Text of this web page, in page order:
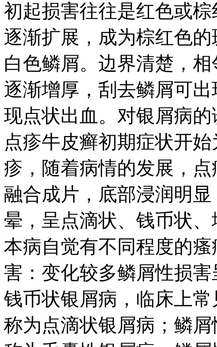
初起损害往往是红色或
逐渐扩展，成为棕红色
白色鳞屑。边界清楚，
逐渐增厚，刮去鳞屑可
现点状出血。对银屑病
点疹牛皮癣初期症状开
疹，随着病情的发展，
融合成片，底部浸润明
晕，呈点滴状、钱币状
本病自觉有不同程度的
害：变化较多鳞屑性损
钱币状银屑病，临床上
称为点滴状银屑病；鳞